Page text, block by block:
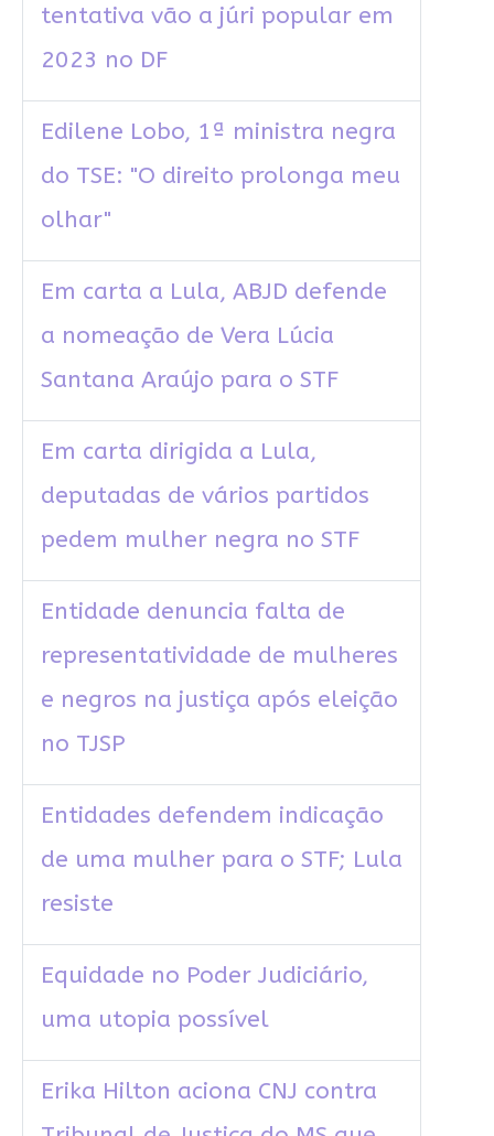
tentativa vão a júri popular em
2023 no DF
Edilene Lobo, 1ª ministra negra
do TSE: "O direito prolonga meu
olhar"
Em carta a Lula, ABJD defende
a nomeação de Vera Lúcia
Santana Araújo para o STF
Em carta dirigida a Lula,
deputadas de vários partidos
pedem mulher negra no STF
Entidade denuncia falta de
representatividade de mulheres
e negros na justiça após eleição
no TJSP
Entidades defendem indicação
de uma mulher para o STF; Lula
resiste
Equidade no Poder Judiciário,
uma utopia possível
Erika Hilton aciona CNJ contra